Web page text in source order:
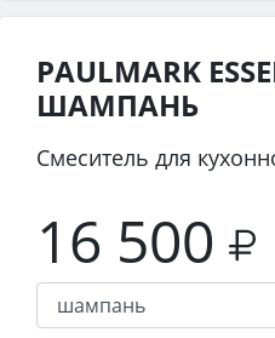
PAULMARK
ШАМПАНЬ
Смеситель для
16 500